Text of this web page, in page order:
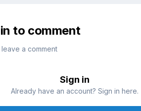
to comment
a comment
Sign in
Already have an account? Sign in here.